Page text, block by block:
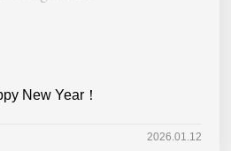
New Year！
2026.01.12